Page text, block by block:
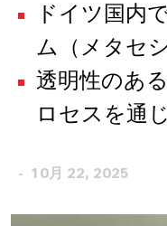
ドイツ国内
ム（メタセ
透明性のあ
ロセスを通
10月 22, 2025